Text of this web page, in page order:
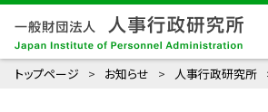
トップページ お知らせ 人事行政研究所